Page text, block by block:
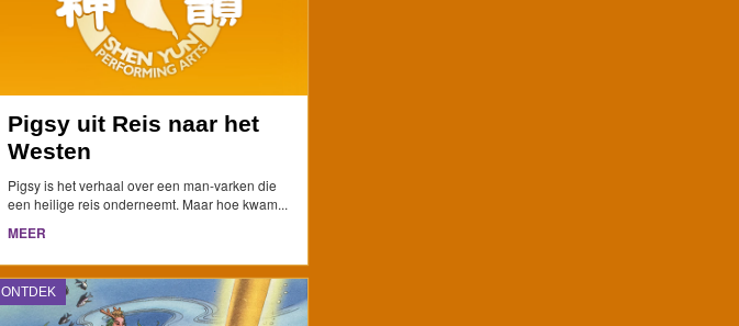
Pigsy uit Reis naar het
Westen
Pigsy is het verhaal over een man-varken die
een heilige reis onderneemt. Maar hoe kwam...
MEER
ONTDEK